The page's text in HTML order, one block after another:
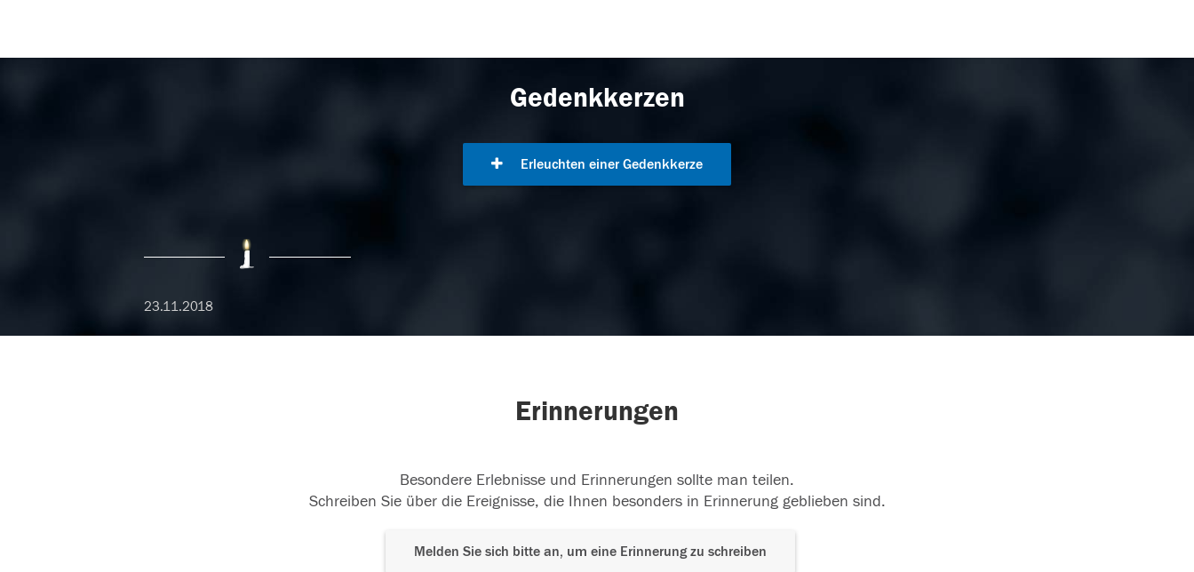
Gedenkkerzen
Erleuchten einer Gedenkkerze
23.11.2018
Erinnerungen
Besondere Erlebnisse und Erinnerungen sollte man teilen.
Schreiben Sie über die Ereignisse, die Ihnen besonders in Erinnerung geblieben sind.
Melden Sie sich bitte an, um eine Erinnerung zu schreiben